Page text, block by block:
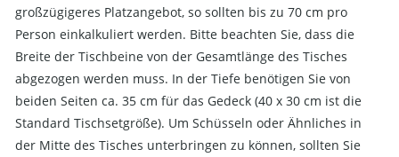
großzügigeres Platzangebot, so sollten bis zu 70 cm pro
Person einkalkuliert werden. Bitte beachten Sie, dass die
Breite der Tischbeine von der Gesamtlänge des Tisches
abgezogen werden muss. In der Tiefe benötigen Sie von
beiden Seiten ca. 35 cm für das Gedeck (40 x 30 cm ist die
Standard Tischsetgröße). Um Schüsseln oder Ähnliches in
der Mitte des Tisches unterbringen zu können, sollten Sie